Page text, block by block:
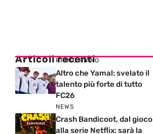
Articoli recenti
PRIMO PIANO
Altro che Yamal: svelato il
talento più forte di tutto
FC26
NEWS
Crash Bandicoot, dal gioco
alla serie Netflix: sarà la